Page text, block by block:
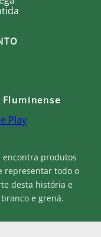
encontra produtos
representar todo o
desta história e
e grená.